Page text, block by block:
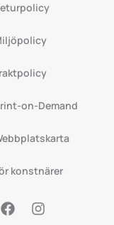
on-Demand
konstnärer